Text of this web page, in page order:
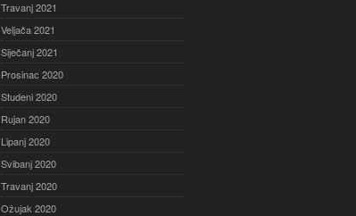
Travanj 2021
Veljača 2021
Siječanj 2021
Prosinac 2020
Studeni 2020
Rujan 2020
Lipanj 2020
Svibanj 2020
Travanj 2020
Ožujak 2020